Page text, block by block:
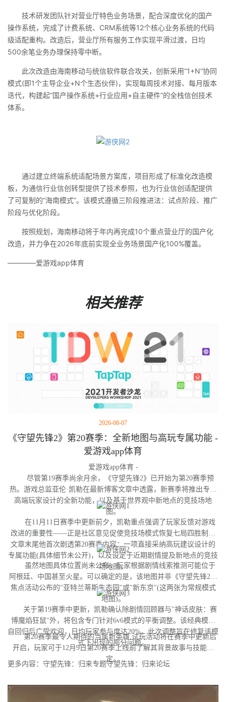
技术研发团队针对营业厅特色业务场景，配合深度优化的国产
操作系统，完成了计费系统、CRM系统等12个核心业务系统的代码
级适配重构。改造后，营业厅所有服务工作实现平滑过渡，日均
500余笔业务办理保持零中断。
此次改造由海南移动与统信软件联合攻关，创新采用“1+N”协同
模式(即1个主导企业+N个生态伙伴)，实现每周技术对接、每月版本
迭代，构建起“国产操作系统+行业应用+自主硬件”的全栈信创技术
体系。
通过建立终端系统适配场景方案库，项目形成了标准化改造模
板，为通信行业信创转型提供了技术参照，也为行业信创适配提供
了可复制的“海南模式”。该模式遵循三阶段推进法：试点阶段、推广
阶段与优化阶段。
按照规划，海南移动将于年内再完成10个重点营业厅的国产化
改造，并力争在2026年底前实现全业务场景国产化100%覆盖。
————爱游戏app体育
相关推荐
2026-08-07
《守望先锋2》第20赛季：全新地图与高玩专属功能 -
爱游戏app体育
爱游戏app体育 -
尽管第19赛季尚余月余，《守望先锋2》已开始为第20赛季预
热。游戏总监亚伦·凯勒在最新博客文章中透露，新赛季将推出专为
高端玩家设计的全新功能，以及基于世界观中新地点的竞技场地
图。
在11月11日赛季中更新前夕，凯勒重点强调了玩家反馈对游戏
改进的重要性——正是社区意见促使竞技场模式恢复七局四胜制。
文章末尾他首次剧透第20赛季内容：一项直接采纳高玩建议设计的
专属功能(具体细节未公开)，以及设定于近期剧情提及新地点的竞技
场地图。
虽然地图具体位置尚未公布，玩家根据剧情线索推测可能位于
阿根廷、中国甚至火星。可以确定的是，该地图并非《守望先锋2》
焦点活动公布的"亚特兰蒂斯生态园"或"新东京"(这两张为常规模式
地图)。
关于第19赛季中更新，凯勒确认除剧情回顾器与"神话皮肤：赛
博魔焰狂鼠"外，将包含专门针对6v6模式的平衡调整。该经典模式
自回归后广受欢迎，日均玩家参与度达20%。此次调整旨在修复该模
式下出现的部分问题。
第20赛季最令人期待的当属新英雄,试玩活动将在赛季中更新后
开启，玩家可于12月9日第20赛季上线前了解其背景故事与技能设
定。
更多内容：守望先锋：归来专题守望先锋：归来论坛